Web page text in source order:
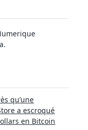
qu’une
a escroqué
en Bitcoin